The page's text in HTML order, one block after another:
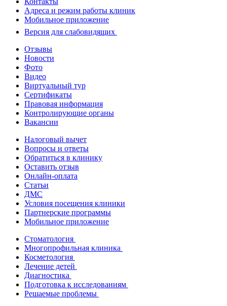
Адреса и режим работы клиник
Мобильное приложение
Версия для слабовидящих
Отзывы
Новости
Фото
Видео
Виртуальный тур
Сертификаты
Правовая информация
Контролирующие органы
Вакансии
Налоговый вычет
Вопросы и ответы
Обратиться в клинику
Оставить отзыв
Онлайн-оплата
Статьи
ДМС
Условия посещения клиники
Партнерские программы
Мобильное приложение
Стоматология
Многопрофильная клиника
Косметология
Лечение детей
Диагностика
Подготовка к исследованиям
Решаемые проблемы